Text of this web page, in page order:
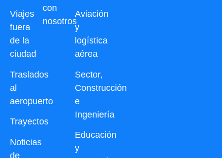
Viajes
fuera
de la
ciudad
Traslados
al
aeropuerto
Trayectos
Noticias
de
Aviación
y
logística
aérea
Sector,
Construcción
e
Ingeniería
Educación
y
con
nosotros